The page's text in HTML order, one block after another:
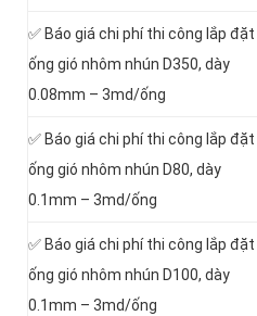
✅ Báo giá chi phí thi công lắp đặt
ống gió nhôm nhún D350, dày
0.08mm – 3md/ống
✅ Báo giá chi phí thi công lắp đặt
ống gió nhôm nhún D80, dày
0.1mm – 3md/ống
✅ Báo giá chi phí thi công lắp đặt
ống gió nhôm nhún D100, dày
0.1mm – 3md/ống